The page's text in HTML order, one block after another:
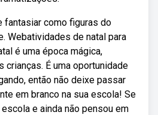
fantasiar como figuras do
Webatividades de natal para
é uma época mágica,
crianças. É uma oportunidade
então não deixe passar
em branco na sua escola! Se
e ainda não pensou em